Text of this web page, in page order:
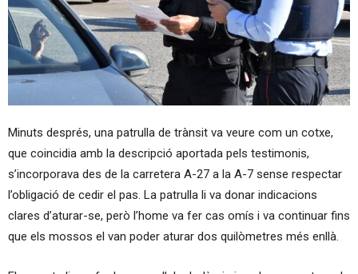
Minuts després, una patrulla de trànsit va veure com un cotxe,
que coincidia amb la descripció aportada pels testimonis,
s’incorporava des de la carretera A-27 a la A-7 sense respectar
l’obligació de cedir el pas. La patrulla li va donar indicacions
clares d’aturar-se, però l’home va fer cas omís i va continuar fins
que els mossos el van poder aturar dos quilòmetres més enllà.